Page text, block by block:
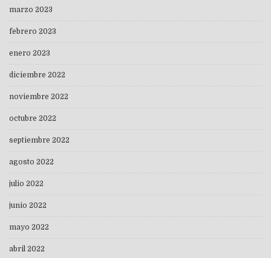
marzo 2023
febrero 2023
enero 2023
diciembre 2022
noviembre 2022
octubre 2022
septiembre 2022
agosto 2022
julio 2022
junio 2022
mayo 2022
abril 2022